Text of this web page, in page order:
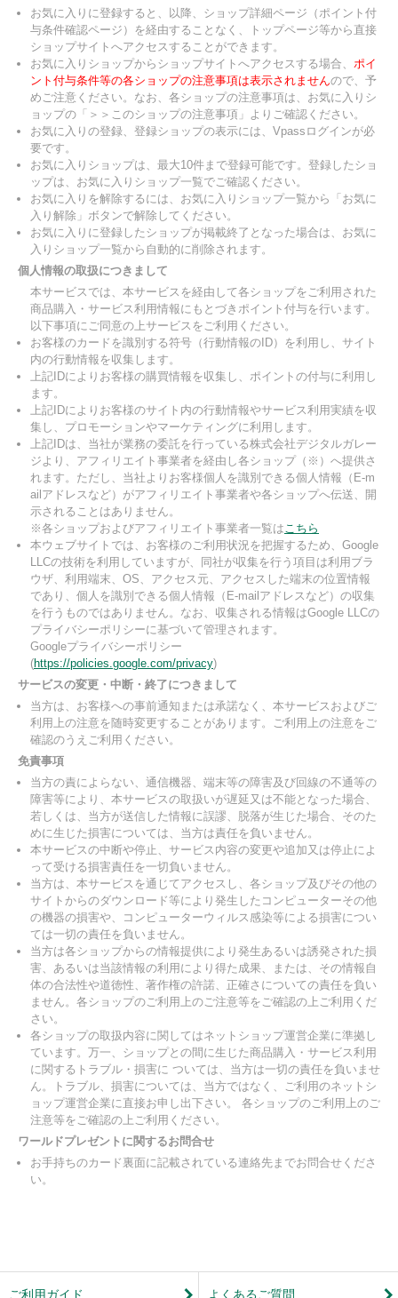
お気に入りに登録すると、以降、ショップ詳細ページ（ポイント付
与条件確認ページ）を経由することなく、トップページ等から直接
ショップサイトへアクセスすることができます。
お気に入りショップからショップサイトへアクセスする場合、 ポイ
ント付与条件等の各ショップの注意事項は表示されませんので、予
めご注意ください。なお、各ショップの注意事項は、お気に入りシ
ョップの「＞＞このショップの注意事項」よりご確認ください。
お気に入りの登録、登録ショップの表示には、Vpassログインが必
要です。
お気に入りショップは、最大10件まで登録可能です。登録したショ
ップは、お気に入りショップ一覧でご確認ください。
お気に入りを解除するには、お気に入りショップ一覧から「お気に
入り解除」ボタンで解除してください。
お気に入りに登録したショップが掲載終了となった場合は、お気に
入りショップ一覧から自動的に削除されます。
個人情報の取扱につきまして
本サービスでは、本サービスを経由して各ショップをご利用された
商品購入・サービス利用情報にもとづきポイント付与を行います。
以下事項にご同意の上サービスをご利用ください。
お客様のカードを識別する符号（行動情報のID）を利用し、サイト
内の行動情報を収集します。
上記IDによりお客様の購買情報を収集し、ポイントの付与に利用し
ます。
上記IDによりお客様のサイト内の行動情報やサービス利用実績を収
集し、プロモーションやマーケティングに利用します。
上記IDは、当社が業務の委託を行っている株式会社デジタルガレー
ジより、アフィリエイト事業者を経由し各ショップ（※）へ提供さ
れます。ただし、当社よりお客様個人を識別できる個人情報（E-m
ailアドレスなど）がアフィリエイト事業者や各ショップへ伝送、開
示されることはありません。
※各ショップおよびアフィリエイト事業者一覧はこちら
本ウェブサイトでは、お客様のご利用状況を把握するため、Google
LLCの技術を利用していますが、同社が収集を行う項目は利用ブラ
ウザ、利用端末、OS、アクセス元、アクセスした端末の位置情報
であり、個人を識別できる個人情報（E-mailアドレスなど）の収集
を行うものではありません。なお、収集される情報はGoogle LLCの
プライバシーポリシーに基づいて管理されます。
Googleプライバシーポリシー
(https://policies.google.com/privacy)
サービスの変更・中断・終了につきまして
当方は、お客様への事前通知または承諾なく、本サービスおよびご
利用上の注意を随時変更することがあります。ご利用上の注意をご
確認のうえご利用ください。
免責事項
当方の責によらない、通信機器、端末等の障害及び回線の不通等の
障害等により、本サービスの取扱いが遅延又は不能となった場合、
若しくは、当方が送信した情報に誤謬、脱落が生じた場合、そのた
めに生じた損害については、当方は責任を負いません。
本サービスの中断や停止、サービス内容の変更や追加又は停止によ
って受ける損害責任を一切負いません。
当方は、本サービスを通じてアクセスし、各ショップ及びその他の
サイトからのダウンロード等により発生したコンピューターその他
の機器の損害や、コンピューターウィルス感染等による損害につい
ては一切の責任を負いません。
当方は各ショップからの情報提供により発生あるいは誘発された損
害、あるいは当該情報の利用により得た成果、または、その情報自
体の合法性や道徳性、著作権の許諾、正確さについての責任を負い
ません。各ショップのご利用上のご注意等をご確認の上ご利用くだ
さい。
各ショップの取扱内容に関してはネットショップ運営企業に準拠し
ています。万一、ショップとの間に生じた商品購入・サービス利用
に関するトラブル・損害に ついては、当方は一切の責任を負いませ
ん。トラブル、損害については、当方ではなく、ご利用のネットシ
ョップ運営企業に直接お申し出下さい。 各ショップのご利用上のご
注意等をご確認の上ご利用ください。
ワールドプレゼントに関するお問合せ
お手持ちのカード裏面に記載されている連絡先までお問合せくださ
い。
ご利用ガイド よくあるご質問